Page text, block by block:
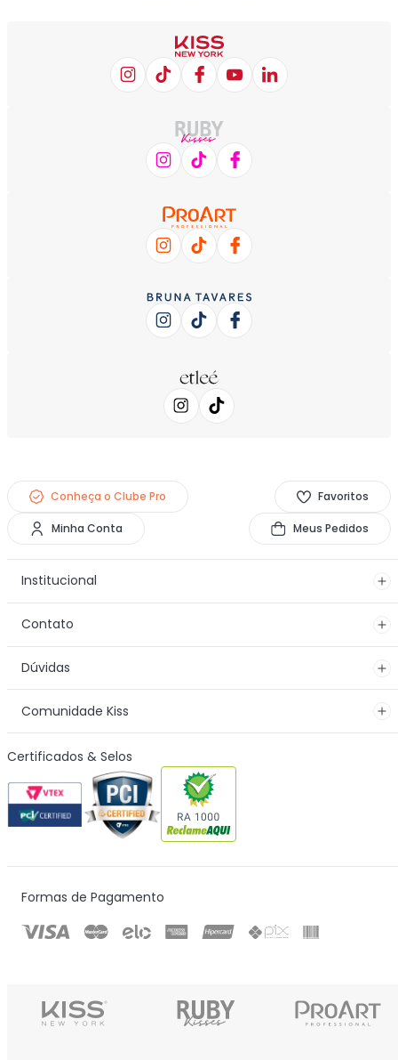
Conheça o Clube Pro Favoritos
Minha Conta Meus Pedidos
Institucional
Contato
Dúvidas
Comunidade Kiss
Certificados & Selos
Formas de Pagamento